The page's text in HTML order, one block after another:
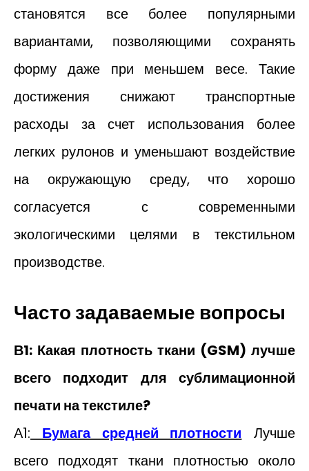
становятся все более популярными
вариантами, позволяющими сохранять
форму даже при меньшем весе. Такие
достижения снижают транспортные
расходы за счет использования более
легких рулонов и уменьшают воздействие
на окружающую среду, что хорошо
согласуется с современными
экологическими целями в текстильном
производстве.
Часто задаваемые вопросы
В1: Какая плотность ткани (GSM) лучше
всего подходит для сублимационной
печати на текстиле?
А1:
Бумага средней плотности
Лучше
всего подходят ткани плотностью около